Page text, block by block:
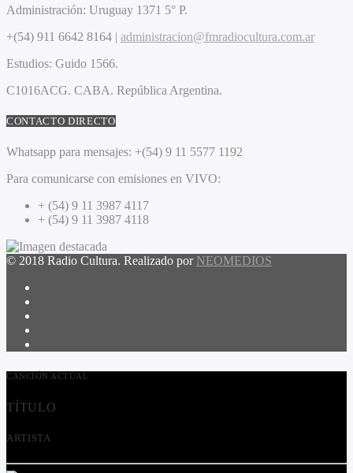
Administración: Uruguay 1371 5° P.
+(54) 911 6642 8164 | administracion@fmradiocultura.com.ar
Estudios: Guido 1566.
C1016ACG. CABA. República Argentina.
CONTACTO DIRECTO
Whatsapp para mensajes: +(54) 9 11 5577 1192
Para comunicarse con emisiones en VIVO:
+ (54) 9 11 3987 4117
+ (54) 9 11 3987 4118
© 2018 Radio Cultura. Realizado por NEOMEDIOS
CANCIÓN ACTUAL
TÍTULO
ARTISTA